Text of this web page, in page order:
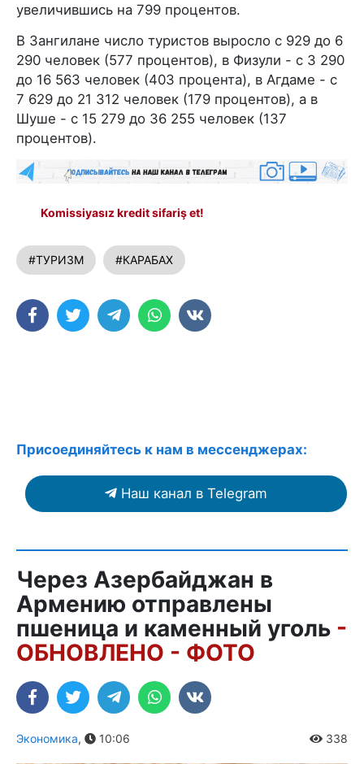
увеличившись на 799 процентов.
В Зангилане число туристов выросло с 929 до 6
290 человек (577 процентов), в Физули - с 3 290
до 16 563 человек (403 процента), в Агдаме - с
7 629 до 21 312 человек (179 процентов), а в
Шуше - с 15 279 до 36 255 человек (137
процентов).
Komissiyasız kredit sifariş et!
#ТУРИЗМ #КАРАБАХ
Присоединяйтесь к нам в мессенджерах:
Наш канал в Telegram
Через Азербайджан в
Армению отправлены
пшеница и каменный уголь -
ОБНОВЛЕНО - ФОТО
Экономика, 10:06 338